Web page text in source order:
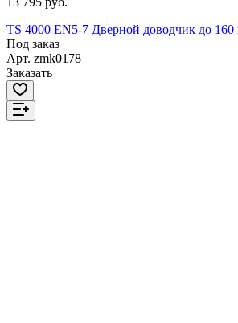
TS 4000 EN5-7 Дверной доводчик до 160
Под заказ
Арт. zmk0178
Заказать